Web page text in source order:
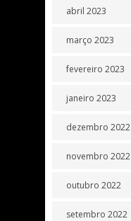
abril 2023
março 2023
fevereiro 2023
janeiro 2023
dezembro 2022
novembro 2022
outubro 2022
setembro 2022